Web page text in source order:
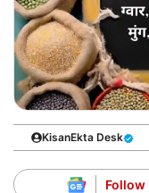
KisanEkta Desk
Follow